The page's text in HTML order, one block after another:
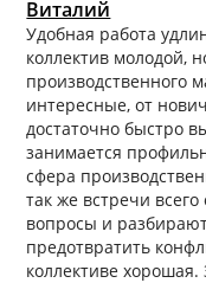
Виталий
Удобная работа
коллектив молодой,
производственного
интересные, от
достаточно быстро
занимается
сфера
так же встречи
вопросы и
предотвратить
коллективе